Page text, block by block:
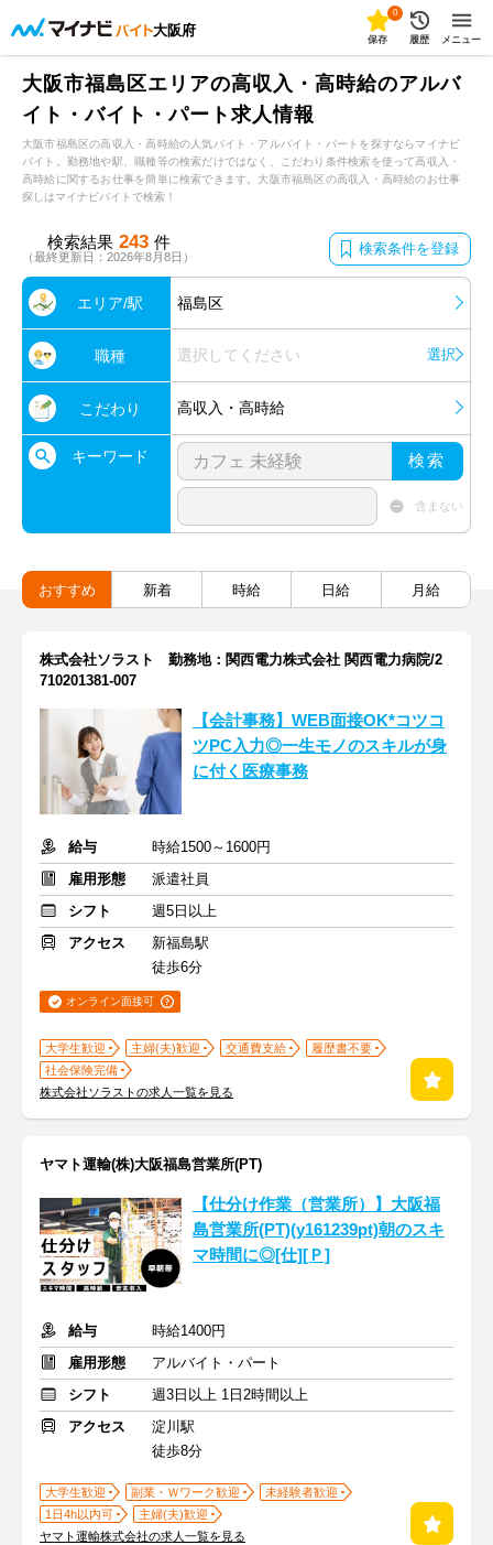
大阪府
0
保存 履歴 メニュー
大阪市福島区エリアの高収入・高時給のアルバ
イト・バイト・パート求人情報
大阪市福島区の高収入・高時給の人気バイト・アルバイト・パートを探すならマイナビ
バイト。勤務地や駅、職種等の検索だけではなく、こだわり条件検索を使って高収入・
高時給に関するお仕事を簡単に検索できます。大阪市福島区の高収入・高時給のお仕事
探しはマイナビバイトで検索！
検索結果 243 件
（最終更新日：2026年8月8日） 検索条件を登録
エリア/駅 福島区
職種 選択してください 選択
こだわり 高収入・高時給
キーワード 検索
含まない
おすすめ 新着 時給 日給 月給
株式会社ソラスト 勤務地：関西電力株式会社 関西電力病院/2
710201381-007
【会計事務】WEB面接OK*コツコ
ツPC入力◎一生モノのスキルが身
に付く医療事務
給与
時給1500～1600円
雇用形態
派遣社員
シフト
週5日以上
アクセス
新福島駅
徒歩6分
オンライン面接可
大学生歓迎 主婦(夫)歓迎 交通費支給
履歴書不要
社会保険完備
株式会社ソラストの求人一覧を見る
ヤマト運輸(株)大阪福島営業所(PT)
【仕分け作業（営業所）】大阪福
島営業所(PT)(y161239pt)朝のスキ
マ時間に◎[仕][Ｐ]
給与
時給1400円
雇用形態
アルバイト・パート
シフト
週3日以上 1日2時間以上
アクセス
淀川駅
徒歩8分
大学生歓迎 副業・Ｗワーク歓迎
未経験者歓迎
1日4h以内可
主婦(夫)歓迎
ヤマト運輸株式会社の求人一覧を見る